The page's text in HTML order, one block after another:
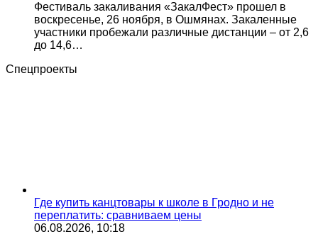
Фестиваль закаливания «ЗакалФест» прошел в
воскресенье, 26 ноября, в Ошмянах. Закаленные
участники пробежали различные дистанции – от 2,6
до 14,6…
Спецпроекты
Где купить канцтовары к школе в Гродно и не
переплатить: сравниваем цены
06.08.2026, 10:18